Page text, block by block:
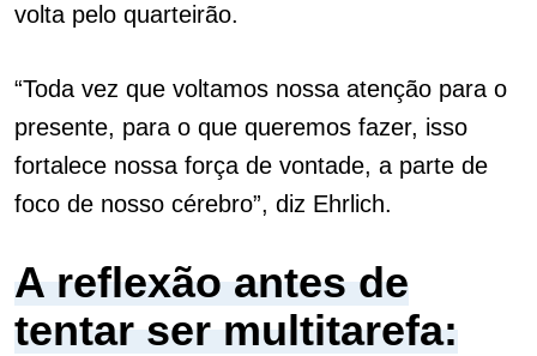
volta pelo quarteirão.
“Toda vez que voltamos nossa atenção para o
presente, para o que queremos fazer, isso
fortalece nossa força de vontade, a parte de
foco de nosso cérebro”, diz Ehrlich.
A reflexão antes de
tentar ser multitarefa: